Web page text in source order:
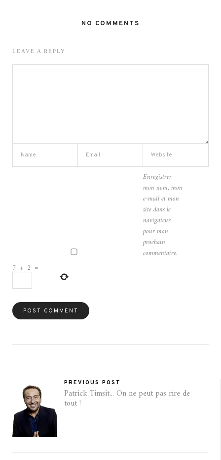
NO COMMENTS
LEAVE A REPLY
Enregistrer
mon nom, mon
e-mail et mon
site dans le
navigateur
pour mon
prochain
commentaire.
7 + 2 =
PREVIOUS POST
Patrick Timsit... On ne peut pas rire de
tout !